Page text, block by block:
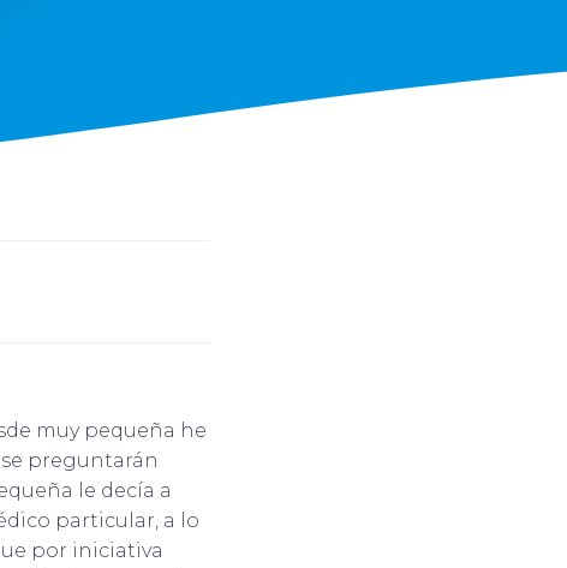
muy pequeña he
preguntarán
le decía a
particular, a lo
por iniciativa